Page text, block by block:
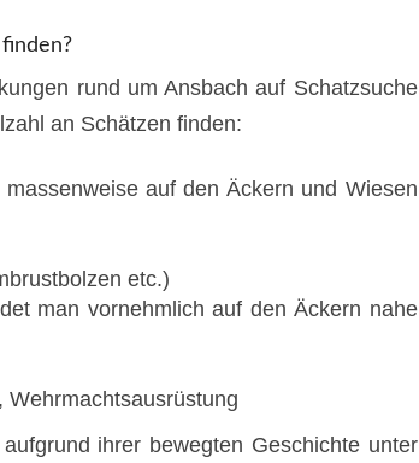
rund um Ansbach auf Schatzsuche
an Schätzen finden:
auf den Äckern und Wiesen
etc.)
man vornehmlich auf den Äckern nahe
Wehrmachtsausrüstung
ihrer bewegten Geschichte unter